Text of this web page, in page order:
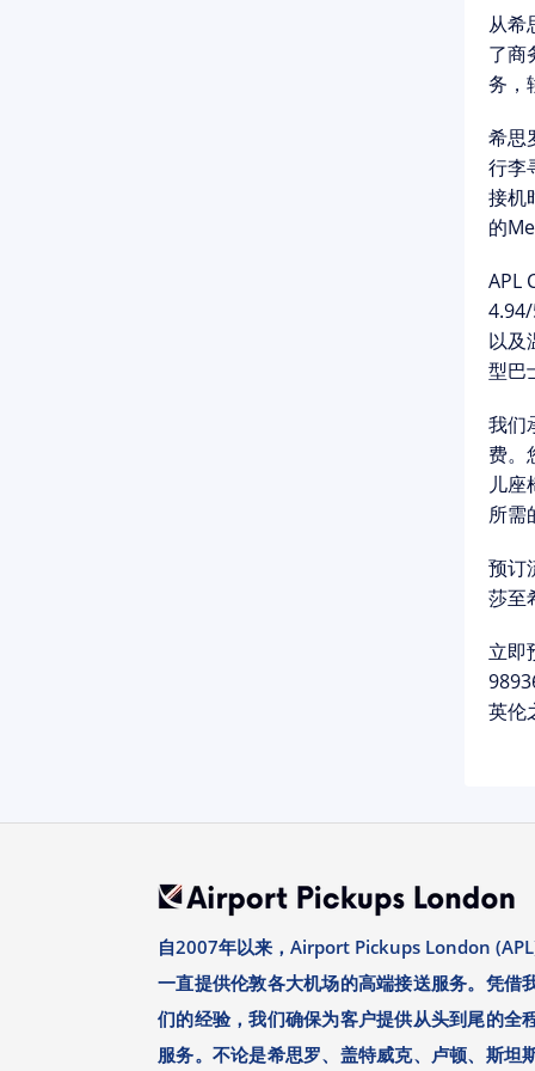
从希
了商
务，
希思
行李
接机
的
APL
以及
型巴
我们
费。
儿座
所需
预订
莎至
立即
英伦
自2007年以来，Airport Pickups London
一直提供伦敦各大机场的高端接送服务。凭借
们的经验，我们确保为客户提供从头到尾的全
服务。不论是希思罗、盖特威克、卢顿、斯坦